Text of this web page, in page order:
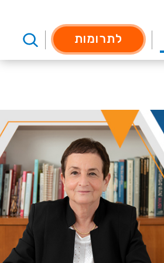
לתרומות